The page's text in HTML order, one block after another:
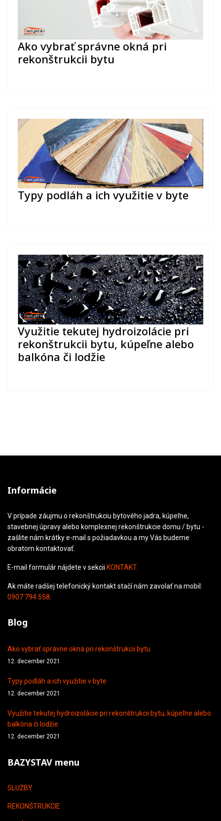
Ako vybrať správne okná pri
rekonštrukcii bytu
Typy podláh a ich využitie v byte
Využitie tekutej hydroizolácie pri
rekonštrukcii bytu, kúpeľne alebo
balkóna či lodžie
Informácie
V prípade záujmu o rekonštrukciu bytového jadra, kúpeľne,
stavebnej úpravy alebo komplexnej rekonštrukcie domu / bytu -
zašlite nám krátky e-mail s požiadavkou a my Vás budeme
obratom kontaktovať.
E-mail formulár nájdete v sekcii KONTAKT.
Ak máte radšej telefonický kontakt stačí nám zavolať na mobil:
0907 794 558
Blog
Ako vybrať správne okná pri rekonštrukcii bytu
12. december 2021
Typy podláh a ich využitie v byte
12. december 2021
Využitie tekutej hydroizolácie pri rekonštrukcii bytu, kúpeľne alebo
balkóna či lodžie
12. december 2021
BAZYSTAV menu
SLUŽBY
REKONŠTRUKCIE